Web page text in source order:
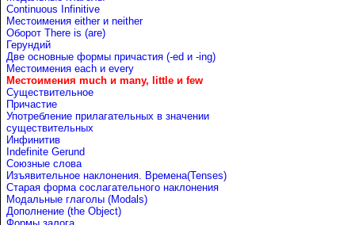
Continuous Infinitive
Местоимения either и neither
Оборот There is (are)
Герундий
Две основные формы причастия (-ed и -ing)
Местоимения each и every
Местоимения much и many, little и few
Существительное
Причастие
Употребление прилагательных в значении
существительных
Инфинитив
Indefinite Gerund
Союзные слова
Изъявительное наклонения. Времена(Tenses)
Старая форма сослагательного наклонения
Модальные глаголы (Modals)
Дополнение (the Object)